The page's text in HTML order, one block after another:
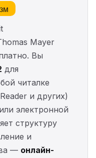
Mayer
Вы
для
читалке
и других)
электронной
структуру
и
— онлайн-